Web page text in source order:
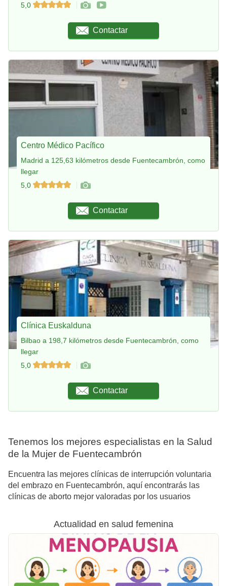
5,0
Contactar
Centro Médico Pacífico
Madrid a 125,63 kilómetros desde Fuentecambrón, como
llegar
5,0
Contactar
Clínica Euskalduna
Bilbao a 198,7 kilómetros desde Fuentecambrón, como
llegar
5,0
Contactar
Tenemos los mejores especialistas en la Salud
de la Mujer de Fuentecambrón
Encuentra las mejores clínicas de interrupción voluntaria
del embrazo en Fuentecambrón, aquí encontrarás las
clínicas de aborto mejor valoradas por los usuarios
Actualidad en salud femenina